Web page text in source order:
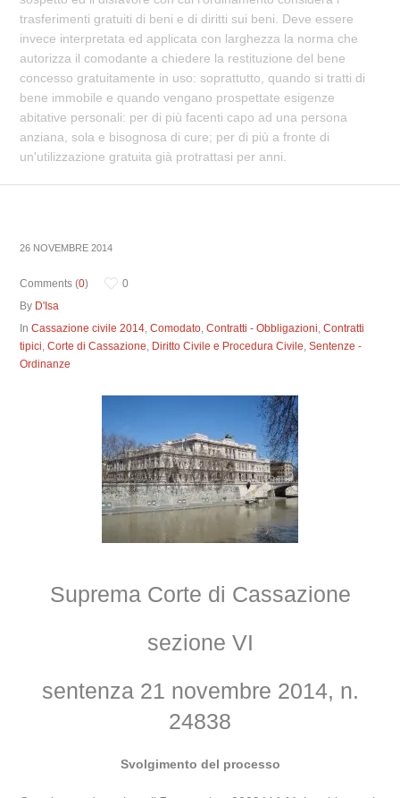
trasferimenti gratuiti di beni e di diritti sui beni. Deve essere
invece interpretata ed applicata con larghezza la norma che
autorizza il comodante a chiedere la restituzione del bene
concesso gratuitamente in uso: soprattutto, quando si tratti di
bene immobile e quando vengano prospettate esigenze
abitative personali: per di più facenti capo ad una persona
anziana, sola e bisognosa di cure; per di più a fronte di
un'utilizzazione gratuita già protrattasi per anni.
26 NOVEMBRE 2014
Comments (0)
0
By D'Isa
InCassazione civile 2014,Comodato,Contratti - Obbligazioni,Contratti
tipici,Corte di Cassazione, Diritto Civile e Procedura Civile,Sentenze -
Ordinanze
Suprema Corte di Cassazione
sezione VI
sentenza 21 novembre 2014, n.
24838
Svolgimento del processo